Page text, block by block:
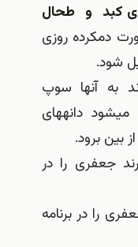
می‎توان استفاده كرد كه به‎صورت دم‎كرده روزی
می‎گیرند به آن‎ها سوپ
جعفری بدهید چون باعث می‎شود دانه‎های
را در
برنامه